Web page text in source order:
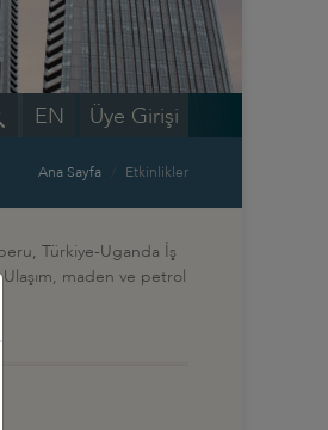
Üye Girişi
EN
Ana Sayfa Etkinlikler
Türkiye-Uganda İş
maden ve petrol